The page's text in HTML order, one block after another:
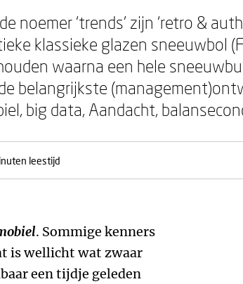
noemer ‘trends’ zijn ‘retro &
klassieke glazen sneeuwbol
waarna een hele
belangrijkste
big data, Aandacht,
leestijd
. Sommige kenners
is wellicht wat zwaar
een tijdje geleden